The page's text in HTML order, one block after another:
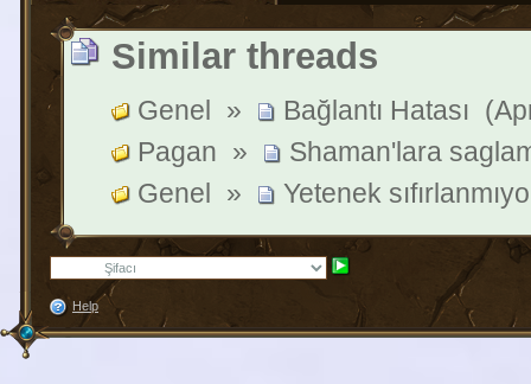
Similar threads
Genel » Bağlantı Hatası
Pagan »
Shaman'lara
Genel » Yetenek
Help